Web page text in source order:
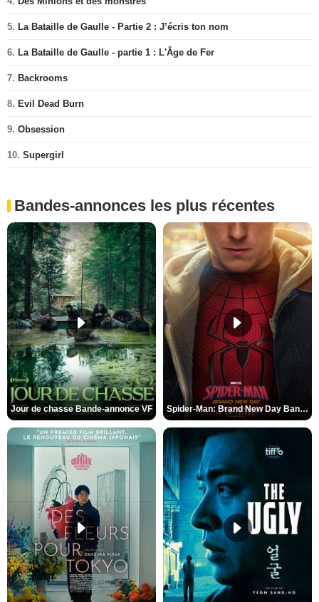
5. La Bataille de Gaulle - Partie 2 : J’écris ton nom
6. La Bataille de Gaulle - partie 1 : L'Âge de Fer
7. Backrooms
8. Evil Dead Burn
9. Obsession
10. Supergirl
Bandes-annonces les plus récentes
Jour de chasse Bande-annonce VF Spider-Man: Brand New Day Bande-annonce (3) VO STFR